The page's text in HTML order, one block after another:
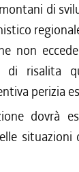
di
non
di risalita
perizia
dovrà